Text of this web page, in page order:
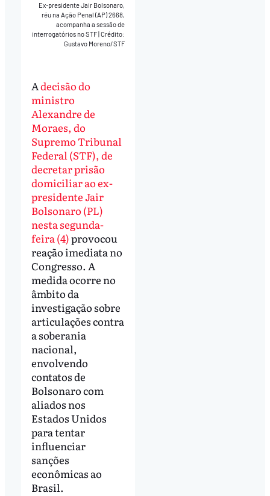
Ex-presidente Jair Bolsonaro,
réu na Ação Penal (AP) 2668,
acompanha a sessão de
interrogatórios no STF|Crédito:
Gustavo Moreno/STF
Adecisão do
ministro
Alexandre de
Moraes, do
Supremo Tribunal
Federal (STF), de
decretar prisão
domiciliar ao ex-
presidente Jair
Bolsonaro (PL)
nesta segunda-
feira (4)provocou
reação imediata no
Congresso. A
medida ocorre no
âmbito da
investigação sobre
articulações contra
a soberania
nacional,
envolvendo
contatos de
Bolsonaro com
aliados nos
Estados Unidos
para tentar
influenciar
sanções
econômicas ao
Brasil.